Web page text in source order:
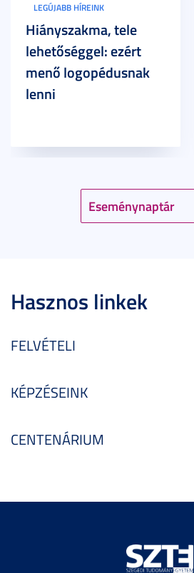
Eseménynaptár
LEGÚJABB HÍREINK
Hiányszakma, tele
lehetőséggel: ezért
menő logopédusnak
lenni
Hasznos linkek
FELVÉTELI
KÉPZÉSEINK
CENTENÁRIUM